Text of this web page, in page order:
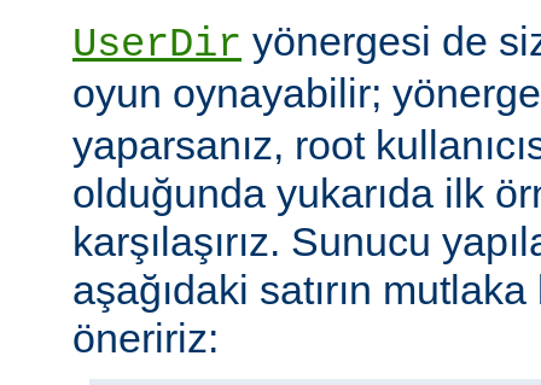
UserDir yönergesi de
oyun oynayabilir;
yaparsanız, root
olduğunda yukarıda ilk
karşılaşırız. Sunucu
aşağıdaki satırın mutlaka
öneririz: